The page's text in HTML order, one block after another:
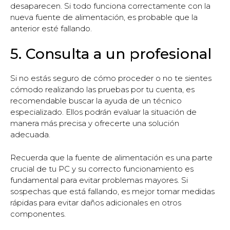
desaparecen. Si todo funciona correctamente con la
nueva fuente de alimentación, es probable que la
anterior esté fallando.
5. Consulta a un profesional
Si no estás seguro de cómo proceder o no te sientes
cómodo realizando las pruebas por tu cuenta, es
recomendable buscar la ayuda de un técnico
especializado. Ellos podrán evaluar la situación de
manera más precisa y ofrecerte una solución
adecuada.
Recuerda que la fuente de alimentación es una parte
crucial de tu PC y su correcto funcionamiento es
fundamental para evitar problemas mayores. Si
sospechas que está fallando, es mejor tomar medidas
rápidas para evitar daños adicionales en otros
componentes.